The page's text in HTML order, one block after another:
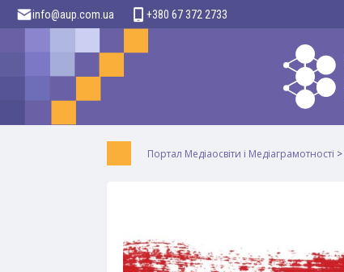
info@aup.com.ua +380 67 372 2733
Портал Медіаосвіти і Медіаграмотності >